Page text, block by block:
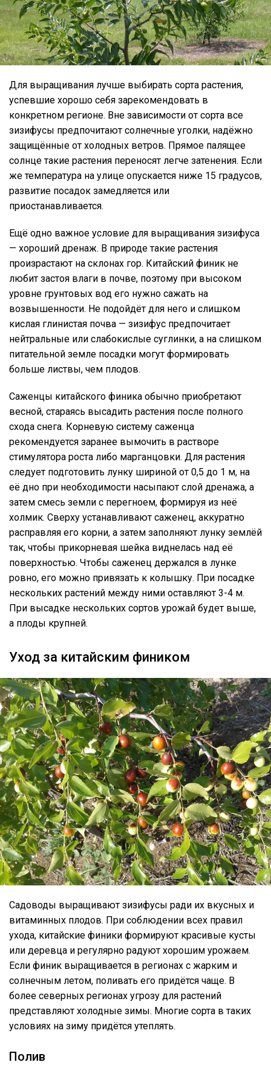
Для выращивания лучше выбирать сорта растения,
успевшие хорошо себя зарекомендовать в
конкретном регионе. Вне зависимости от сорта все
зизифусы предпочитают солнечные уголки, надёжно
защищённые от холодных ветров. Прямое палящее
солнце такие растения переносят легче затенения. Если
же температура на улице опускается ниже 15 градусов,
развитие посадок замедляется или
приостанавливается.
Ещё одно важное условие для выращивания зизифуса
— хороший дренаж. В природе такие растения
произрастают на склонах гор. Китайский финик не
любит застоя влаги в почве, поэтому при высоком
уровне грунтовых вод его нужно сажать на
возвышенности. Не подойдёт для него и слишком
кислая глинистая почва — зизифус предпочитает
нейтральные или слабокислые суглинки, а на слишком
питательной земле посадки могут формировать
больше листвы, чем плодов.
Саженцы китайского финика обычно приобретают
весной, стараясь высадить растения после полного
схода снега. Корневую систему саженца
рекомендуется заранее вымочить в растворе
стимулятора роста либо марганцовки. Для растения
следует подготовить лунку шириной от 0,5 до 1 м, на
её дно при необходимости насыпают слой дренажа, а
затем смесь земли с перегноем, формируя из неё
холмик. Сверху устанавливают саженец, аккуратно
расправляя его корни, а затем заполняют лунку землёй
так, чтобы прикорневая шейка виднелась над её
поверхностью. Чтобы саженец держался в лунке
ровно, его можно привязать к колышку. При посадке
нескольких растений между ними оставляют 3-4 м.
При высадке нескольких сортов урожай будет выше,
а плоды крупней.
Уход за китайским фиником
Садоводы выращивают зизифусы ради их вкусных и
витаминных плодов. При соблюдении всех правил
ухода, китайские финики формируют красивые кусты
или деревца и регулярно радуют хорошим урожаем.
Если финик выращивается в регионах с жарким и
солнечным летом, поливать его придётся чаще. В
более северных регионах угрозу для растений
представляют холодные зимы. Многие сорта в таких
условиях на зиму придётся утеплять.
Полив